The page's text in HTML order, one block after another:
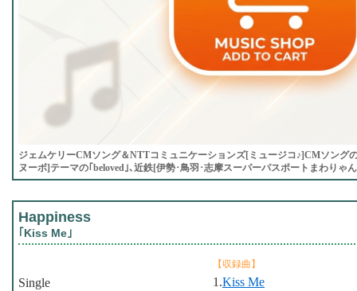
ジェムケリーCMソング＆NTTコミュニケーションズ[ミュージコ♪]CMソング
ヌーボ]テーマの｢beloved｣､近鉄[伊勢･鳥羽･志摩スーパーパスポートまわりゃ
Happiness
｢Kiss Me｣
【収録曲】
1.Kiss Me
Single